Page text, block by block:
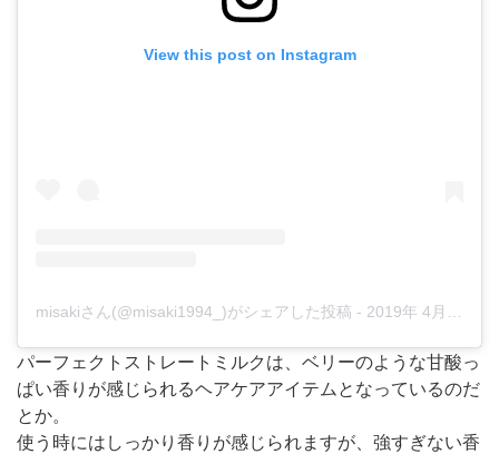
View this post on Instagram
misakiさん(@misaki1994_)がシェアした投稿 - 2019年 4月月10日午前6時20分PDT
パーフェクトストレートミルクは、ベリーのような甘酸っ
ぱい香りが感じられるヘアケアアイテムとなっているのだ
とか。
使う時にはしっかり香りが感じられますが、強すぎない香